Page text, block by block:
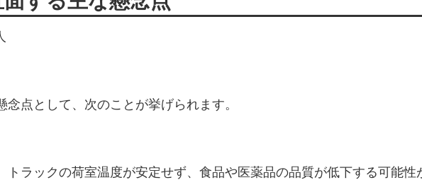
念点として、次のことが挙げられます。
トラックの荷室温度が安定せず、食品や医薬品の品質が低下する可能性